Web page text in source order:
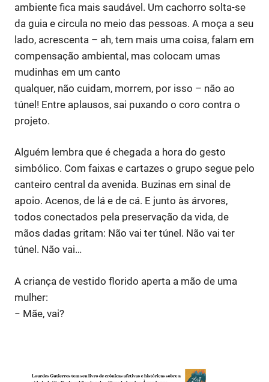
ambiente fica mais saudável. Um cachorro solta-se
da guia e circula no meio das pessoas. A moça a seu
lado, acrescenta – ah, tem mais uma coisa, falam em
compensação ambiental, mas colocam umas
mudinhas em um canto
qualquer, não cuidam, morrem, por isso – não ao
túnel! Entre aplausos, sai puxando o coro contra o
projeto.
Alguém lembra que é chegada a hora do gesto
simbólico. Com faixas e cartazes o grupo segue pelo
canteiro central da avenida. Buzinas em sinal de
apoio. Acenos, de lá e de cá. E junto às árvores,
todos conectados pela preservação da vida, de
mãos dadas gritam: Não vai ter túnel. Não vai ter
túnel. Não vai…
A criança de vestido florido aperta a mão de uma
mulher:
− Mãe, vai?